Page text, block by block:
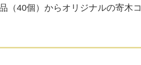
（40個）からオリジナルの寄木コ